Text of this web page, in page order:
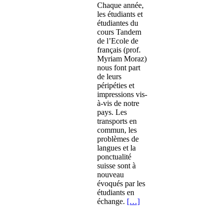
Chaque année,
les étudiants et
étudiantes du
cours Tandem
de l’Ecole de
français (prof.
Myriam Moraz)
nous font part
de leurs
péripéties et
impressions vis-
à-vis de notre
pays. Les
transports en
commun, les
problèmes de
langues et la
ponctualité
suisse sont à
nouveau
évoqués par les
étudiants en
échange. […]